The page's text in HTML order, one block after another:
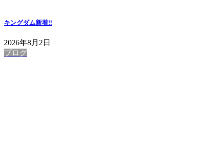
キングダム新着!!
2026年8月2日
ブログ